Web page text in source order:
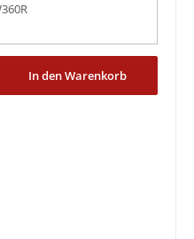
Wert ein oder benutze die
In den Warenkorb